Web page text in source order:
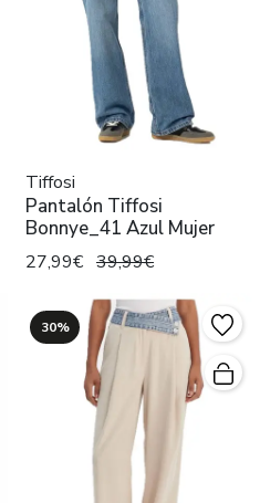
Tiffosi
Pantalón Tiffosi
Bonnye_41 Azul Mujer
27,99€ 39,99€
30%